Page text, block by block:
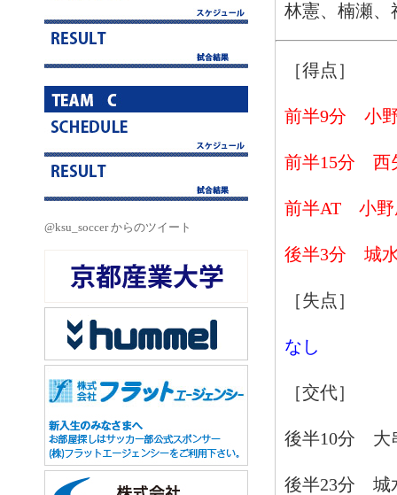
@ksu_soccer からのツイート
林憲、楠瀬、
［得点］
前半9分 小野
前半15分 西
前半AT 小野
後半3分 城
［失点］
なし
［交代］
後半10分 大
後半23分 城